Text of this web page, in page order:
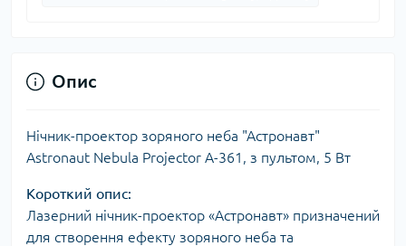
Опис
Нічник-проектор зоряного неба "Астронавт"
Astronaut Nebula Projector A-361, з пультом, 5 Вт
Короткий опис:
Лазерний нічник-проектор «Астронавт» призначений
для створення ефекту зоряного неба та